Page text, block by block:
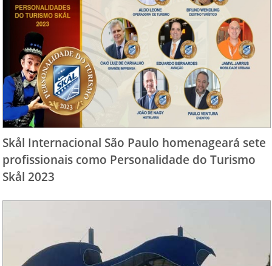
Skål Internacional São Paulo homenageará sete
profissionais como Personalidade do Turismo
Skål 2023